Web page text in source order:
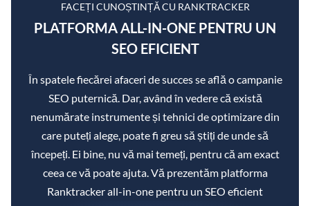
FACEȚI CUNOȘTINȚĂ CU RANKTRACKER
PLATFORMA ALL-IN-ONE PENTRU UN
SEO EFICIENT
În spatele fiecărei afaceri de succes se află o campanie
SEO puternică. Dar, având în vedere că există
nenumărate instrumente și tehnici de optimizare din
care puteți alege, poate fi greu să știți de unde să
începeți. Ei bine, nu vă mai temeți, pentru că am exact
ceea ce vă poate ajuta. Vă prezentăm platforma
Ranktracker all-in-one pentru un SEO eficient